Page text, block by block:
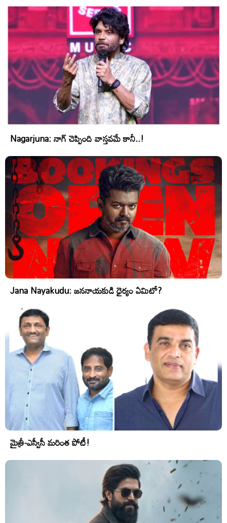
Nagarjuna: నాగ్ చెప్పింది వాస్తవమే కానీ..!
Jana Nayakudu: జననాయకుడి ధైర్యం ఏమిటో?
మైత్రీ-ఎస్వీసీ మరింత పోటీ!